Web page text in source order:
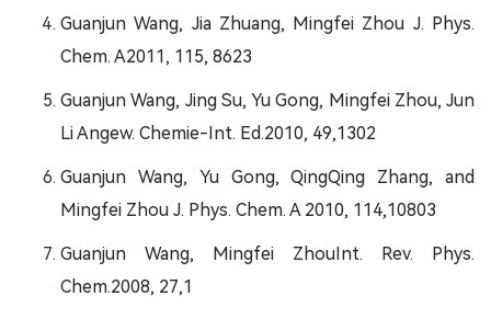
Guanjun Wang, Jia Zhuang, Mingfei Zhou J. Phys.
Chem. A2011, 115, 8623
Guanjun Wang, Jing Su, Yu Gong, Mingfei Zhou, Jun
Li Angew. Chemie-Int. Ed.2010, 49,1302
Guanjun Wang, Yu Gong, QingQing Zhang, and
Mingfei Zhou J. Phys. Chem. A 2010, 114,10803
Guanjun Wang, Mingfei ZhouInt. Rev. Phys.
Chem.2008, 27,1